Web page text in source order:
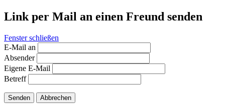
Link per Mail an einen Freund senden
Fenster schließen
E-Mail an
Absender
Eigene E-Mail
Betreff
Senden Abbrechen